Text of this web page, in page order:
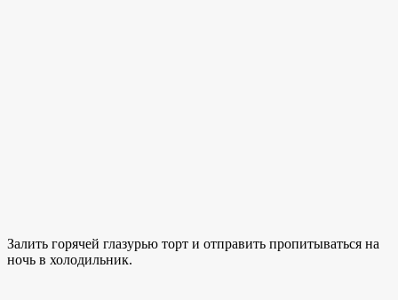
Залить горячей глазурью торт и отправить пропитываться на
ночь в холодильник.